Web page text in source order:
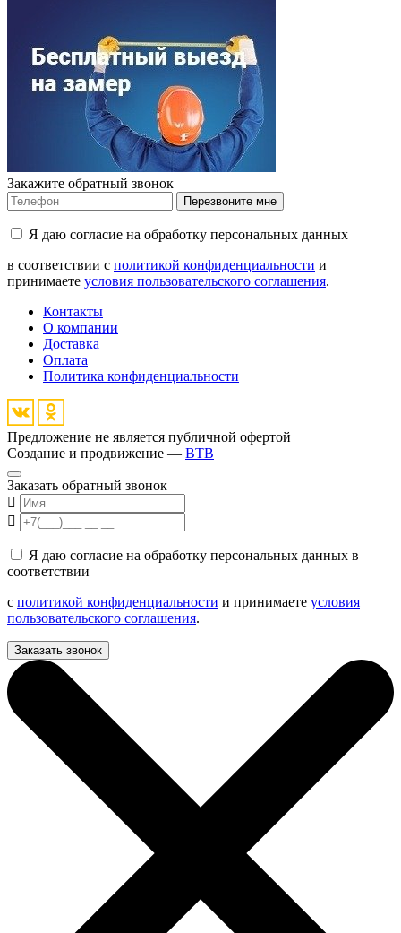
Закажите обратный звонок
Перезвоните мне
Я даю согласие на обработку персональных данных
в соответствии с политикой конфиденциальности и
принимаете условия пользовательского соглашения.
Контакты
О компании
Доставка
Оплата
Политика конфиденциальности
Предложение не является публичной офертой
Создание и продвижение — BTB
Заказать обратный звонок
Я даю согласие на обработку персональных данных в
соответствии
с политикой конфиденциальности и принимаете условия
пользовательского соглашения.
Заказать звонок